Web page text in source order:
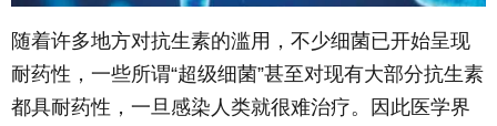
随着许多地方对抗生素的滥用，不少细菌已开始呈现
耐药性，一些所谓“超级细菌”甚至对现有大部分抗生素
都具耐药性，一旦感染人类就很难治疗。因此医学界